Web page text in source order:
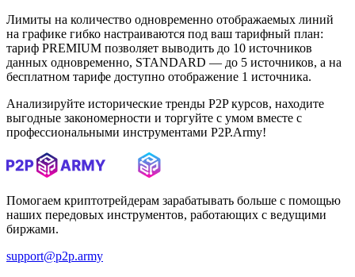
Лимиты на количество одновременно отображаемых линий
на графике гибко настраиваются под ваш тарифный план:
тариф PREMIUM позволяет выводить до 10 источников
данных одновременно, STANDARD — до 5 источников, а на
бесплатном тарифе доступно отображение 1 источника.
Анализируйте исторические тренды P2P курсов, находите
выгодные закономерности и торгуйте с умом вместе с
профессиональными инструментами P2P.Army!
Помогаем криптотрейдерам зарабатывать больше с помощью
наших передовых инструментов, работающих с ведущими
биржами.
support@p2p.army